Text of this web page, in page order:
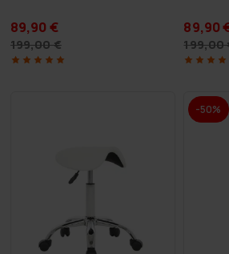
89,90 €
199,00 €
89,90
199,00
-50%